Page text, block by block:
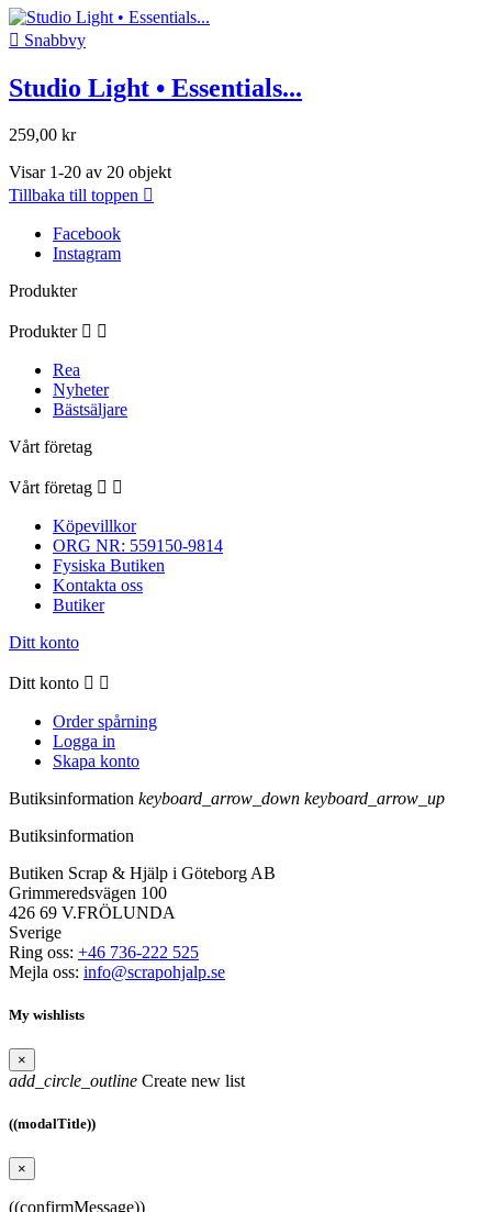
 Snabbvy
Studio Light • Essentials...
259,00 kr
Visar 1-20 av 20 objekt
Tillbaka till toppen 
Facebook
Instagram
Produkter
Produkter  
Rea
Nyheter
Bästsäljare
Vårt företag
Vårt företag  
Köpevillkor
ORG NR: 559150-9814
Fysiska Butiken
Kontakta oss
Butiker
Ditt konto
Ditt konto  
Order spårning
Logga in
Skapa konto
Butiksinformation keyboard_arrow_down keyboard_arrow_up
Butiksinformation
Butiken Scrap & Hjälp i Göteborg AB
Grimmeredsvägen 100
426 69 V.FRÖLUNDA
Sverige
Ring oss: +46 736-222 525
Mejla oss: info@scrapohjalp.se
My wishlists
×
add_circle_outline Create new list
((modalTitle))
×
((confirmMessage))